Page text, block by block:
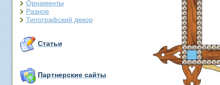
Орнаменты
Разное
Типографский декор
Статьи
Партнерские сайты